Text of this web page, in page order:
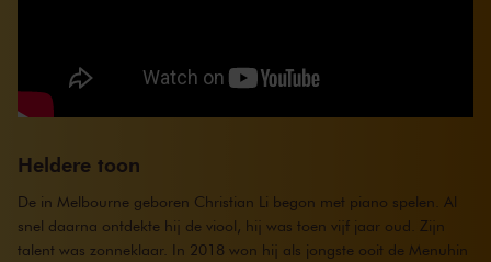
Heldere toon
De in Melbourne geboren Christian Li begon met piano spelen. Al
snel daarna ontdekte hij de viool, hij was toen vijf jaar oud. Zijn
talent was zonneklaar. In 2018 won hij als jongste ooit de Menuhin